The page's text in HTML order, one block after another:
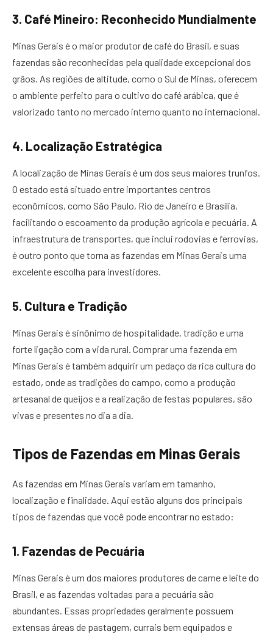
3. Café Mineiro: Reconhecido Mundialmente
Minas Gerais é o maior produtor de café do Brasil, e suas
fazendas são reconhecidas pela qualidade excepcional dos
grãos. As regiões de altitude, como o Sul de Minas, oferecem
o ambiente perfeito para o cultivo do café arábica, que é
valorizado tanto no mercado interno quanto no internacional.
4. Localização Estratégica
A localização de Minas Gerais é um dos seus maiores trunfos.
O estado está situado entre importantes centros
econômicos, como São Paulo, Rio de Janeiro e Brasília,
facilitando o escoamento da produção agrícola e pecuária. A
infraestrutura de transportes, que inclui rodovias e ferrovias,
é outro ponto que torna as fazendas em Minas Gerais uma
excelente escolha para investidores.
5. Cultura e Tradição
Minas Gerais é sinônimo de hospitalidade, tradição e uma
forte ligação com a vida rural. Comprar uma fazenda em
Minas Gerais é também adquirir um pedaço da rica cultura do
estado, onde as tradições do campo, como a produção
artesanal de queijos e a realização de festas populares, são
vivas e presentes no dia a dia.
Tipos de Fazendas em Minas Gerais
As fazendas em Minas Gerais variam em tamanho,
localização e finalidade. Aqui estão alguns dos principais
tipos de fazendas que você pode encontrar no estado:
1. Fazendas de Pecuária
Minas Gerais é um dos maiores produtores de carne e leite do
Brasil, e as fazendas voltadas para a pecuária são
abundantes. Essas propriedades geralmente possuem
extensas áreas de pastagem, currais bem equipados e